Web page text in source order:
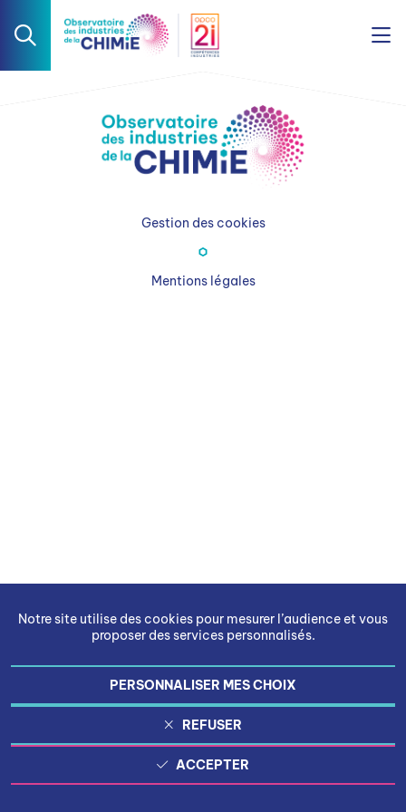
Notre site utilise des cookies pour mesurer l’audience et vous
proposer des services personnalisés.
PERSONNALISER MES CHOIX
REFUSER
ACCEPTER
Gestion des cookies
Mentions légales